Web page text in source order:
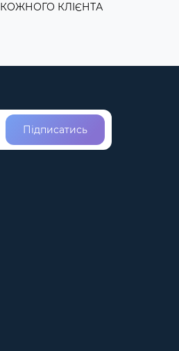
КОЖНОГО КЛІЄНТА
Підписатись